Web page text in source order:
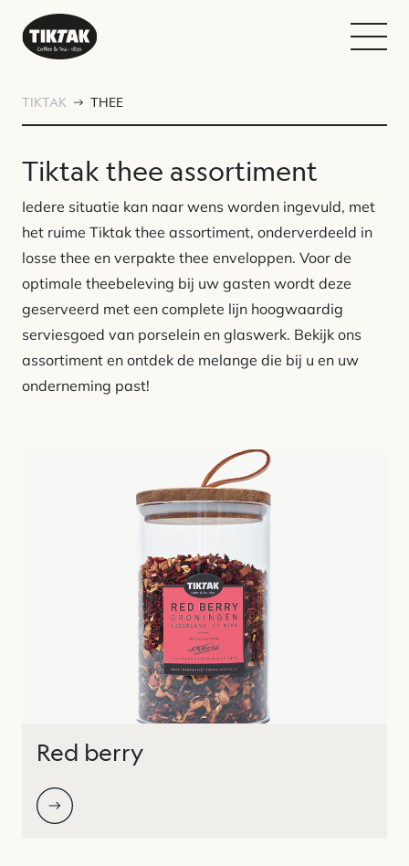
TIKTAK THEE
Tiktak thee assortiment
Iedere situatie kan naar wens worden ingevuld, met
het ruime Tiktak thee assortiment, onderverdeeld in
losse thee en verpakte thee enveloppen. Voor de
optimale theebeleving bij uw gasten wordt deze
geserveerd met een complete lijn hoogwaardig
serviesgoed van porselein en glaswerk. Bekijk ons
assortiment en ontdek de melange die bij u en uw
onderneming past!
Red berry